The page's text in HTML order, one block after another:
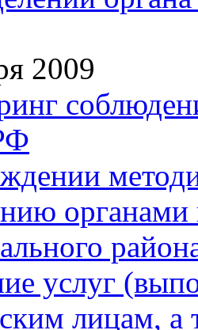
2009
органами
услуг
лицам, а